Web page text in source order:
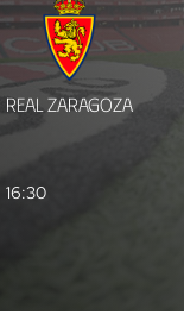
REAL ZARAGOZA
16:30